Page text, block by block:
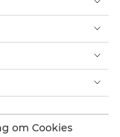
om Cookies